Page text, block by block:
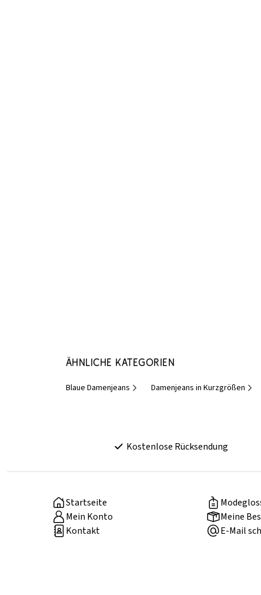
Ähnliche Kategorien
Blaue Damenjeans Damenjeans in Kurzgrößen
Kostenlose Rücksendung
Startseite
Mein Konto
Meine
Kontakt
E-Mail